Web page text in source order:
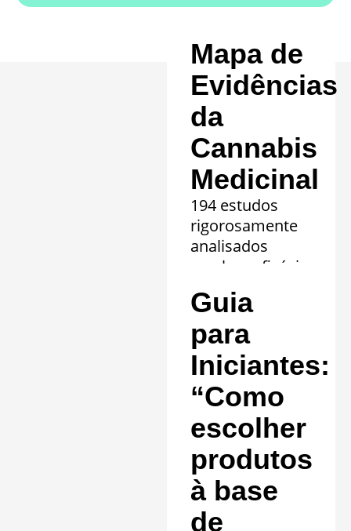
Mapa de
Evidências
da
Cannabis
Medicinal
194 estudos
rigorosamente
analisados
revelam eficácia
comprovada em
20 quadros
clínicos.
Saiba mais »
Guia
para
Iniciantes:
“Como
escolher
produtos
à base
de